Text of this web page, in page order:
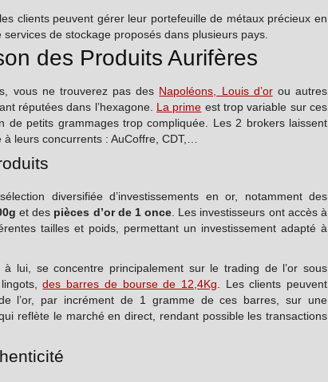
clients peuvent gérer leur portefeuille de métaux précieux en
de stockage proposés dans plusieurs pays.
des Produits Aurifères
vous ne trouverez pas des Napoléons, Louis d’orou autres
réputées dans l’hexagone. La prime est trop variable sur ces
de petits grammages trop compliquée. Les 2 brokers laissent
leurs concurrents : AuCoffre, CDT,…
diversifiée d’investissements en or, notamment des
et des pièces d’or de 1 once . Les investisseurs ont accès à
tailles et poids, permettant un investissement adapté à
à lui, se concentre principalement sur le trading de l’or sous
des barres de bourse de 12,4Kg . Les clients peuvent
l’or, par incrément de 1 gramme de ces barres, sur une
reflète le marché en direct, rendant possible les transactions